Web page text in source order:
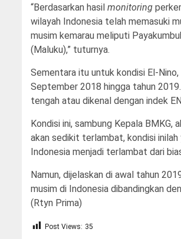
“Berdasarkan hasil monitoring
wilayah Indonesia telah memasuki
musim kemarau meliputi
(Maluku),” tuturnya.
Sementara itu untuk kondisi El-
September 2018 hingga tahun
tengah atau dikenal dengan indek
Kondisi ini, sambung Kepala BMKG,
akan sedikit terlambat, kondisi
Indonesia menjadi terlambat dari
Namun, dijelaskan di awal tahun
musim di Indonesia dibandingkan
(Rtyn Prima)
Post Views: 35